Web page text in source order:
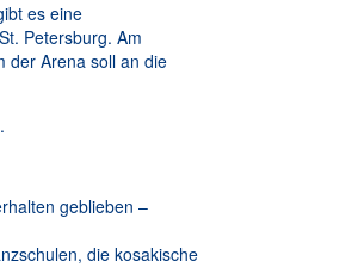
es eine
Petersburg. Am
der Arena soll an die
geblieben –
die kosakische